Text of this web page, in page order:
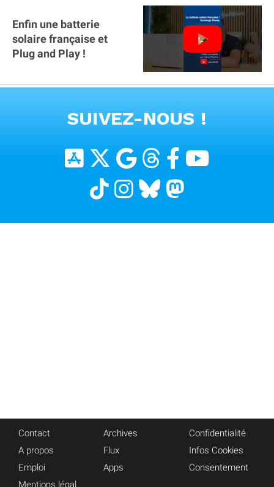
Enfin une batterie
solaire française et
Plug and Play !
SUIVEZ-NOUS !
Contact
A propos
Emploi
Archives
Flux
Apps
Confidentialité
Infos Cookies
Consentement